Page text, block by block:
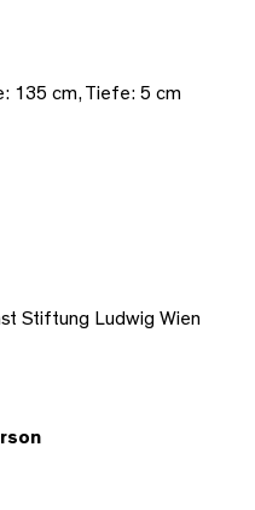
135 cm, Tiefe: 5 cm
Stiftung Ludwig Wien